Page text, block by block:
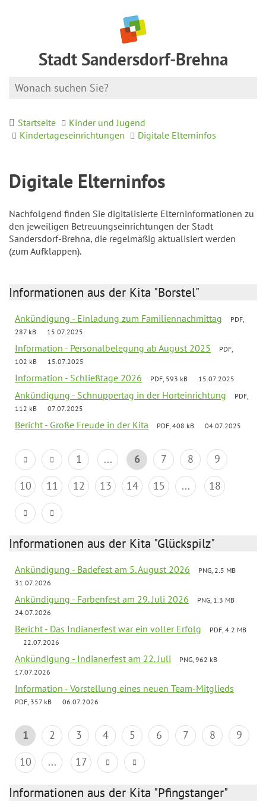
Stadt Sandersdorf-Brehna
Startseite
Kinder und Jugend
Kindertageseinrichtungen
Digitale Elterninfos
Digitale Elterninfos
Nachfolgend finden Sie digitalisierte Elterninformationen zu
den jeweiligen Betreuungseinrichtungen der Stadt
Sandersdorf-Brehna, die regelmäßig aktualisiert werden
(zum Aufklappen).
Informationen aus der Kita "Borstel"
Ankündigung - Einladung zum Familiennachmittag
PDF,
287 kB
15.07.2025
Information - Personalbelegung ab August 2025
PDF,
102 kB
15.07.2025
Information - Schließtage 2026 PDF, 593 kB 15.07.2025
Ankündigung - Schnuppertag in der Horteinrichtung
PDF,
112 kB
07.07.2025
Bericht - Große Freude in der Kita PDF, 408 kB 04.07.2025
1 ... 6 7 8
9
10
11 12 13 14 15 ... 18
Informationen aus der Kita "Glückspilz"
Ankündigung - Badefest am 5. August 2026
PNG, 2.5 MB
31.07.2026
Ankündigung - Farbenfest am 29. Juli 2026
PNG, 1.3 MB
24.07.2026
Bericht - Das Indianerfest war ein voller Erfolg
PDF, 4.2 MB
22.07.2026
Ankündigung - Indianerfest am 22. Juli
PNG, 962 kB
17.07.2026
Information - Vorstellung eines neuen Team-Mitglieds
PDF, 357 kB 06.07.2026
1 2 3 4 5 6 7 8
9
10
... 17
Informationen aus der Kita "Pfingstanger"